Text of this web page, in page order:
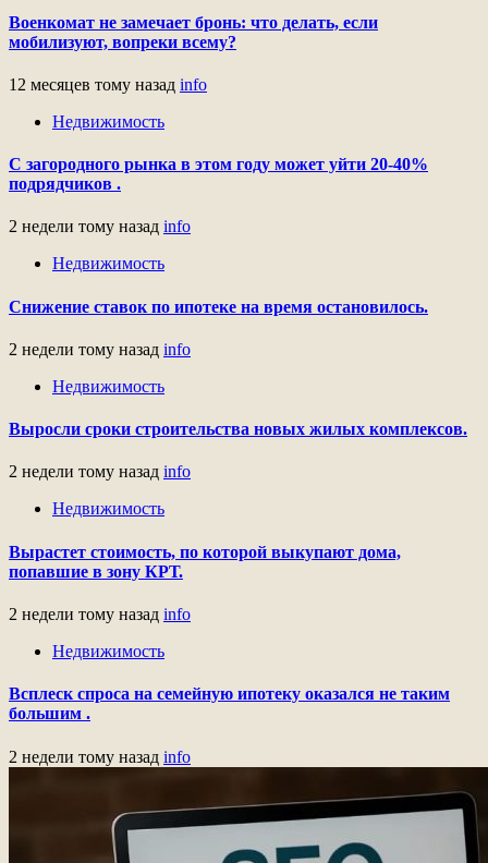
Военкомат не замечает бронь: что делать, если
мобилизуют, вопреки всему?
12 месяцев тому назад info
Недвижимость
С загородного рынка в этом году может уйти 20-40%
подрядчиков .
2 недели тому назад info
Недвижимость
Снижение ставок по ипотеке на время остановилось.
2 недели тому назад info
Недвижимость
Выросли сроки строительства новых жилых комплексов.
2 недели тому назад info
Недвижимость
Вырастет стоимость, по которой выкупают дома,
попавшие в зону КРТ.
2 недели тому назад info
Недвижимость
Всплеск спроса на семейную ипотеку оказался не таким
большим .
2 недели тому назад info